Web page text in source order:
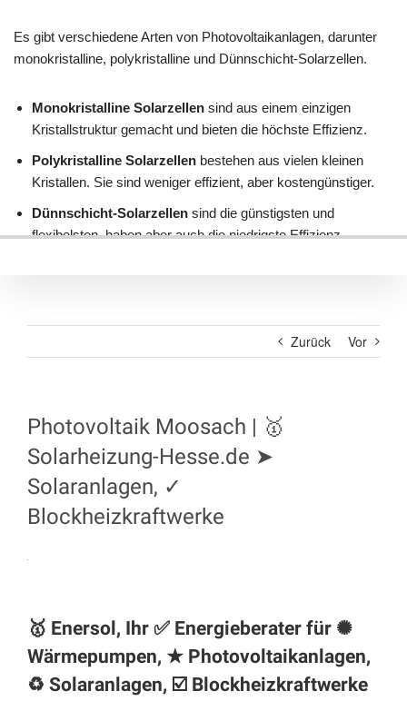
Zurück Vor
Photovoltaik Moosach | 🥇
Solarheizung-Hesse.de ➤
Solaranlagen, ✓
Blockheizkraftwerke
🥇 Enersol, Ihr ✅ Energieberater für ✺
Wärmepumpen, ★ Photovoltaikanlagen,
♻ Solaranlagen, ☑️ Blockheizkraftwerke